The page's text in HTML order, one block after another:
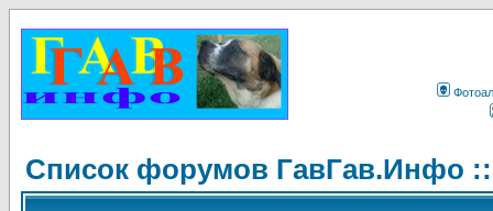
Список форумов ГавГав.Инфо